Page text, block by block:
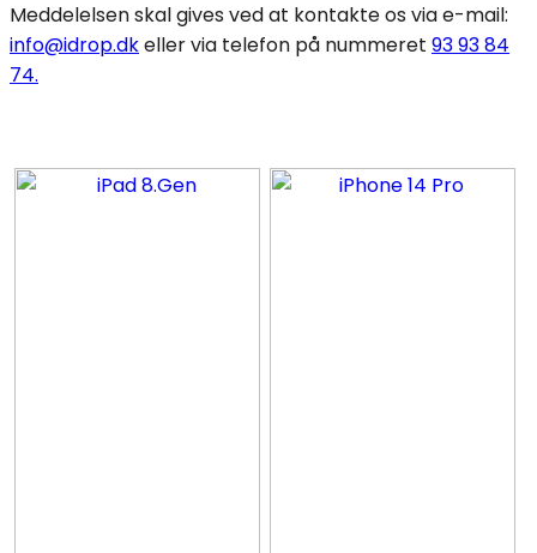
Meddelelsen skal gives ved at kontakte os via e-mail:
info@idrop.dkeller via telefon på nummeret 93 93 84
74.